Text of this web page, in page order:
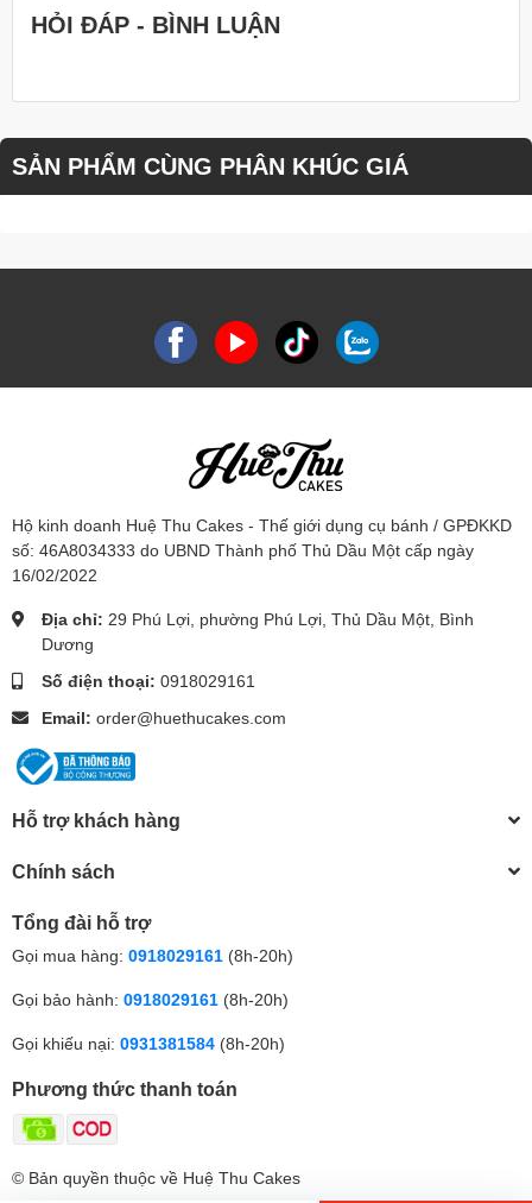
HỎI ĐÁP - BÌNH LUẬN
SẢN PHẨM CÙNG PHÂN KHÚC GIÁ
Hộ kinh doanh Huệ Thu Cakes - Thế giới dụng cụ bánh / GPĐKKD
số: 46A8034333 do UBND Thành phố Thủ Dầu Một cấp ngày
16/02/2022
Địa chỉ: 29 Phú Lợi, phường Phú Lợi, Thủ Dầu Một, Bình
Dương
Số điện thoại: 0918029161
Email: order@huethucakes.com
Hỗ trợ khách hàng
Chính sách
Tổng đài hỗ trợ
Gọi mua hàng: 0918029161 (8h-20h)
Gọi bảo hành: 0918029161 (8h-20h)
Gọi khiếu nại: 0931381584 (8h-20h)
Phương thức thanh toán
© Bản quyền thuộc về Huệ Thu Cakes